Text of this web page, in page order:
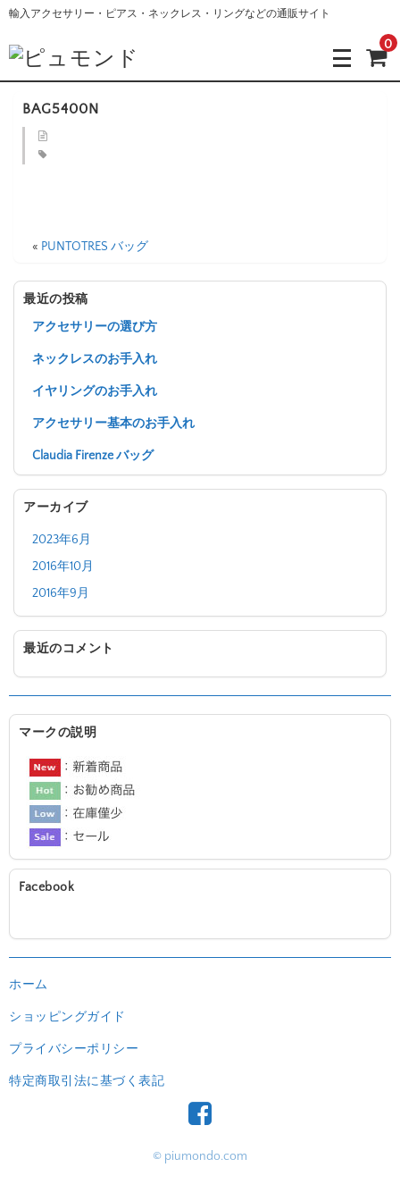
輸入アクセサリー・ピアス・ネックレス・リングなどの通販サイト
0
BAG5400N
« PUNTOTRES バッグ
最近の投稿
アクセサリーの選び方
ネックレスのお手入れ
イヤリングのお手入れ
アクセサリー基本のお手入れ
Claudia Firenze バッグ
アーカイブ
2023年6月
2016年10月
2016年9月
最近のコメント
マークの説明
Facebook
ホーム
ショッピングガイド
プライバシーポリシー
特定商取引法に基づく表記
© piumondo.com